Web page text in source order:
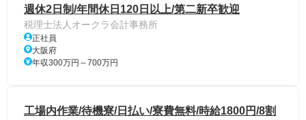
週休2日制/年間休日120日以上/第二新卒歓迎
税理士法人オークラ会計事務所
正社員
大阪府
年収300万円～700万円
工場内作業/待機寮/日払い/寮費無料/時給1800円/8割